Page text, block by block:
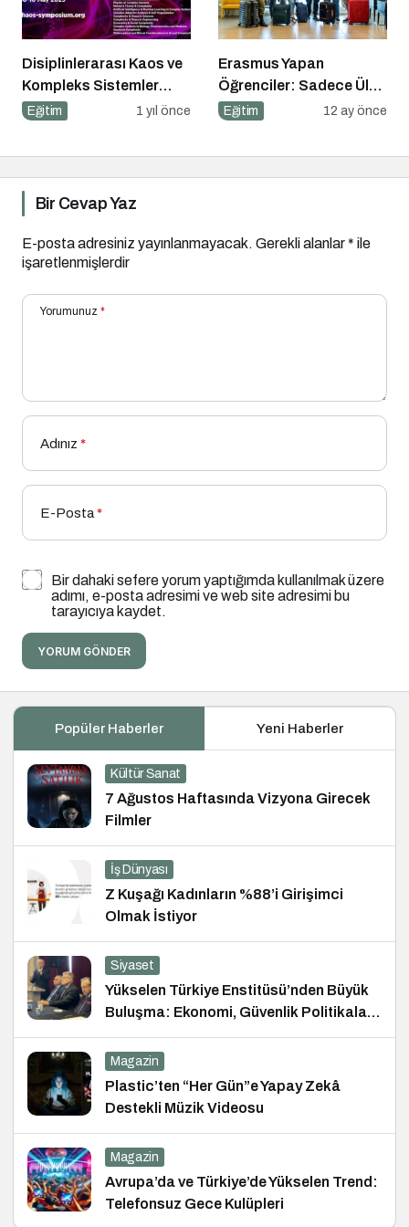
Disiplinlerarası Kaos ve
Kompleks Sistemler
Sempozyumu İçin Geri
Eğitim 1 yıl önce
Erasmus Yapan
Öğrenciler: Sadece Ülke
Değil, Bakış Açısı da
Eğitim 12 ay önce
Bir Cevap Yaz
E-posta adresiniz yayınlanmayacak. Gerekli alanlar* ile
işaretlenmişlerdir
Yorumunuz *
Adınız *
E-Posta*
Bir dahaki sefere yorum yaptığımda kullanılmak üzere
adımı, e-posta adresimi ve web site adresimi bu
tarayıcıya kaydet.
YORUM GÖNDER
Popüler Haberler Yeni Haberler
Kültür Sanat
7 Ağustos Haftasında Vizyona Girecek
Filmler
İş Dünyası
Z Kuşağı Kadınların %88’i Girişimci
Olmak İstiyor
Siyaset
Yükselen Türkiye Enstitüsü’nden Büyük
Buluşma: Ekonomi, Güvenlik Politikaları
ve Hukuk Konferansı
Magazin
Plastic’ten “Her Gün”e Yapay Zekâ
Destekli Müzik Videosu
Magazin
Avrupa’da ve Türkiye’de Yükselen Trend:
Telefonsuz Gece Kulüpleri